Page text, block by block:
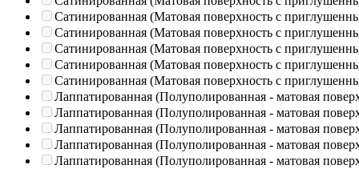
Сатинированная (Матовая поверхность с
Сатинированная (Матовая поверхность с
Сатинированная (Матовая поверхность с
Сатинированная (Матовая поверхность с
Сатинированная (Матовая поверхность с
Лаппатированная (Полуполированная - матовая
Лаппатированная (Полуполированная - матовая
Лаппатированная (Полуполированная - матовая
Лаппатированная (Полуполированная - матовая
Лаппатированная (Полуполированная - матовая